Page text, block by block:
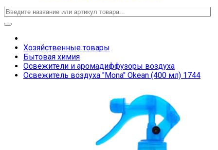
Хозяйственные товары
Бытовая химия
Освежители и аромадиффузоры воздуха
Освежитель воздуха "Mona" Okean (400 мл) 1744